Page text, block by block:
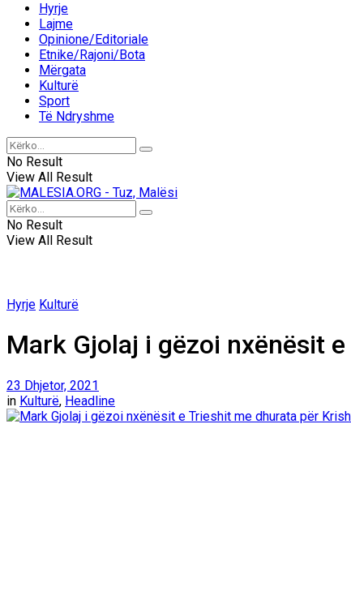
Hyrje
Lajme
Opinione/Editoriale
Etnike/Rajoni/Bota
Mërgata
Kulturë
Sport
Të Ndryshme
No Result
View All Result
No Result
View All Result
Hyrje Kulturë
Mark Gjolaj i gëzoi nxënësit
23 Dhjetor, 2021
in Kulturë, Headline